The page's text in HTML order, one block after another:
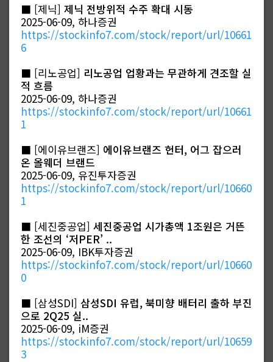
■ [제닉] 제닉 전방위적 수주 확대 시동
2025-06-09, 하나증권
https://stockinfo7.com/stock/report/url/10661
6
■ [리노공업] 리노공업 업황과는 무관하게 견조할 실
적 흐름
2025-06-09, 하나증권
https://stockinfo7.com/stock/report/url/10661
1
■ [에이유브랜즈] 에이유브랜즈 헌터, 어그 잡으러
온 올웨더 브랜드
2025-06-09, 유진투자증권
https://stockinfo7.com/stock/report/url/10660
1
■ [세진중공업] 세진중공업 시가총액 1조원은 거뜬
한 조선의 ‘저PER’ ..
2025-06-09, IBK투자증권
https://stockinfo7.com/stock/report/url/10660
0
■ [삼성SDI] 삼성SDI 유럽, 북미향 배터리 출하 부진
으로 2Q25 실..
2025-06-09, iM증권
https://stockinfo7.com/stock/report/url/10659
3